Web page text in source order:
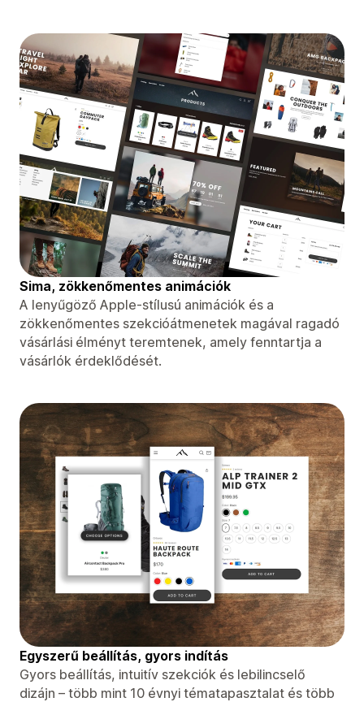
Sima, zökkenőmentes animációk
A lenyűgöző Apple-stílusú animációk és a
zökkenőmentes szekcióátmenetek magával ragadó
vásárlási élményt teremtenek, amely fenntartja a
vásárlók érdeklődését.
Egyszerű beállítás, gyors indítás
Gyors beállítás, intuitív szekciók és lebilincselő
dizájn – több mint 10 évnyi tématapasztalat és több